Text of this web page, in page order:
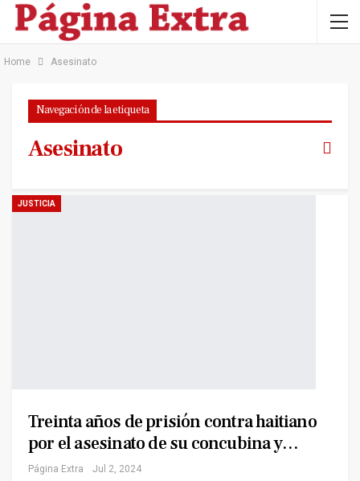
Home Asesinato
Navegación de la etiqueta
Asesinato
JUSTICIA
Treinta años de prisión contra haitiano
por el asesinato de su concubina y…
Página Extra Jul 2, 2024